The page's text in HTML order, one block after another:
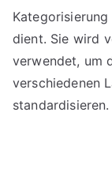
dient. Sie wird
verwendet, um
verschiedenen
standardisieren.